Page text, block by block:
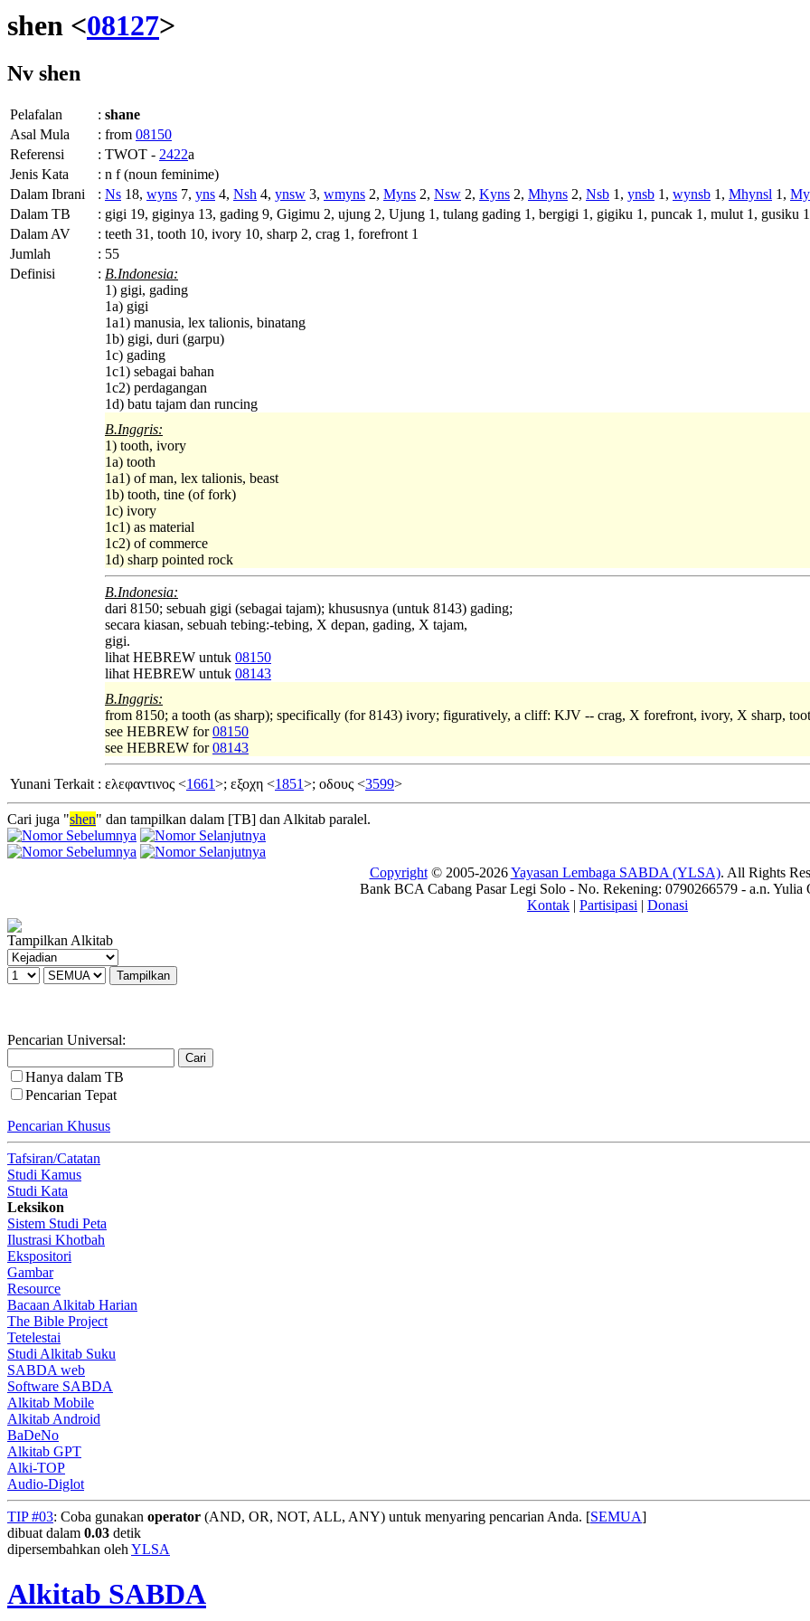
shen <08127>
Nv shen
Pelafalan : shane
Asal Mula
: from 08150
Referensi
: TWOT - 2422a
Jenis Kata
: n f (noun feminime)
Dalam Ibrani
: Ns 18, wyns 7, yns 4, Nsh 4, ynsw 3, wmyns 2, Myns 2, Nsw 2, Kyns 2, Mhyns 2, Nsb 1, ynsb 1, wynsb 1, Mhynsl 1,
Dalam TB
: gigi 19, giginya 13, gading 9, Gigimu 2, ujung 2, Ujung 1, tulang gading 1, bergigi 1, gigiku 1, puncak 1, mulut 1, gusiku
Dalam AV
: teeth 31, tooth 10, ivory 10, sharp 2, crag 1, forefront 1
Jumlah
: 55
Definisi
: B.Indonesia:
1) gigi, gading
1a) gigi
1a1) manusia, lex talionis, binatang
1b) gigi, duri (garpu)
1c) gading
1c1) sebagai bahan
1c2) perdagangan
1d) batu tajam dan runcing
B.Inggris:
1) tooth, ivory
1a) tooth
1a1) of man, lex talionis, beast
1b) tooth, tine (of fork)
1c) ivory
1c1) as material
1c2) of commerce
1d) sharp pointed rock
B.Indonesia:
dari 8150; sebuah gigi (sebagai tajam); khususnya (untuk 8143) gading;
secara kiasan, sebuah tebing:-tebing, X depan, gading, X tajam,
gigi.
lihat HEBREW untuk 08150
lihat HEBREW untuk 08143
B.Inggris:
from 8150; a tooth (as sharp); specifically (for 8143) ivory; figuratively, a cliff: KJV -- crag, X forefront, ivory, X sharp,
see HEBREW for08150
see HEBREW for08143
Yunani Terkait : ελεφαντινος <1661>; εξοχη <1851>; οδους <3599>
Cari juga "shen" dan tampilkan dalam [TB] dan Alkitab paralel.
Copyright© 2005-2026Yayasan Lembaga SABDA (YLSA). All Rights
Bank BCA Cabang Pasar Legi Solo - No. Rekening: 0790266579 - a.n. Yulia
Kontak | Partisipasi | Donasi
Tampilkan Alkitab
Pencarian Universal:
Hanya dalam TB
Pencarian Tepat
Pencarian Khusus
Tafsiran/Catatan
Studi Kamus
Studi Kata
Leksikon
Sistem Studi Peta
Ilustrasi Khotbah
Ekspositori
Gambar
Resource
Bacaan Alkitab Harian
The Bible Project
Tetelestai
Studi Alkitab Suku
SABDA web
Software SABDA
Alkitab Mobile
Alkitab Android
BaDeNo
Alkitab GPT
Alki-TOP
Audio-Diglot
TIP #03: Coba gunakan operator (AND, OR, NOT, ALL, ANY) untuk menyaring pencarian Anda. [SEMUA]
dibuat dalam 0.03 detik
dipersembahkan oleh YLSA
Alkitab SABDA